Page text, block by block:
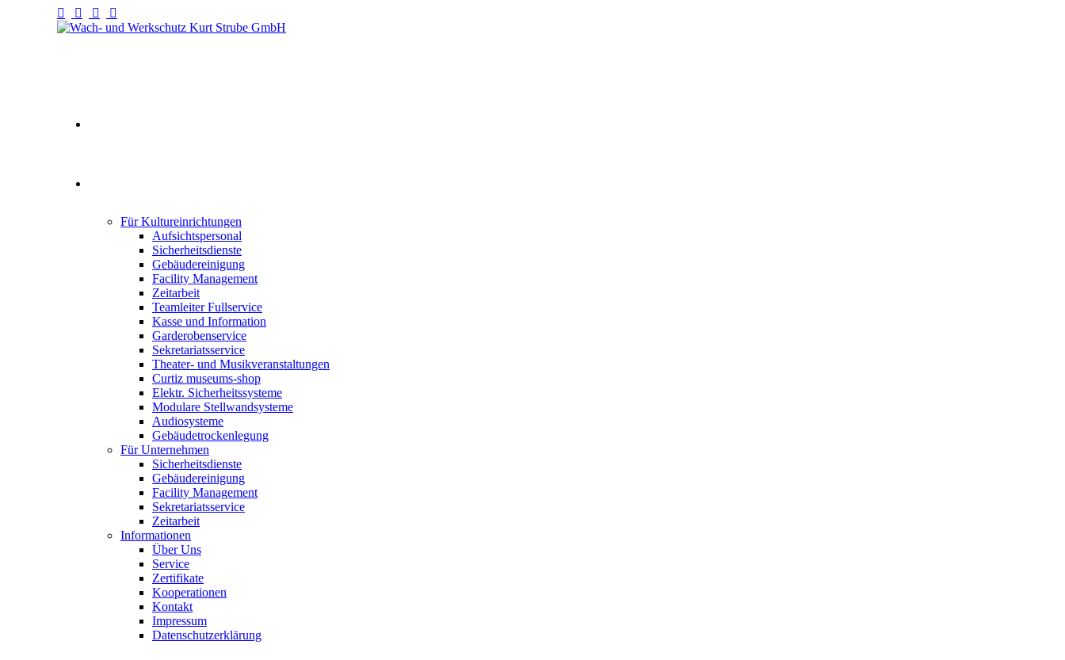
Für Kultureinrichtungen
Aufsichtspersonal
Sicherheitsdienste
Gebäudereinigung
Facility Management
Zeitarbeit
Teamleiter Fullservice
Kasse und Information
Garderobenservice
Sekretariatsservice
Theater- und Musikveranstaltungen
Curtiz museums-shop
Elektr. Sicherheitssysteme
Modulare Stellwandsysteme
Audiosysteme
Gebäudetrockenlegung
Für Unternehmen
Sicherheitsdienste
Gebäudereinigung
Facility Management
Sekretariatsservice
Zeitarbeit
Informationen
Über Uns
Service
Zertifikate
Kooperationen
Kontakt
Impressum
Datenschutzerklärung